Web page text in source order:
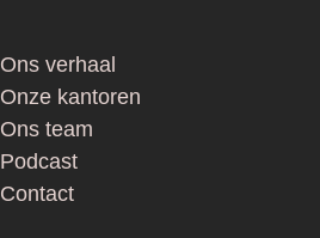
Footer
Ons verhaal
Onze kantoren
Ons team
Podcast
Contact